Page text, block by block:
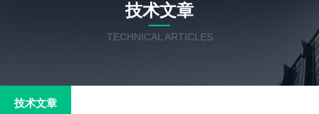
技术文章
TECHNICAL ARTICLES
技术文章